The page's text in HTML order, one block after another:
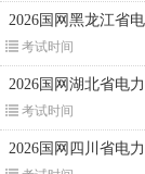
2026国网黑龙江省
考试时间
2026国网湖北省电
考试时间
2026国网四川省电